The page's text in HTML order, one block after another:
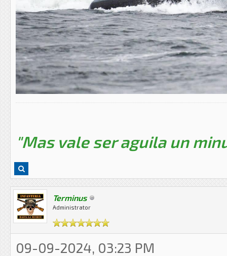
"Mas vale ser aguila un
Terminus
Administrator
09-09-2024, 03:23 PM